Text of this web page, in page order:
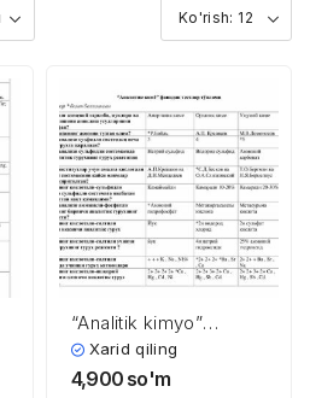
“Analitik kimyo”
fanidan testlar to’plami
Xarid qiling
4,900 so'm